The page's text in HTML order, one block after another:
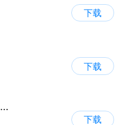
下载
下载
北斗实时高清卫星地图
下载